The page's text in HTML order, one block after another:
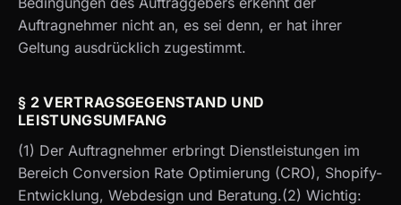
Auftragnehmer nicht an, es sei denn, er hat ihrer
Geltung ausdrücklich zugestimmt.
§ 2 VERTRAGSGEGENSTAND UND
LEISTUNGSUMFANG
(1) Der Auftragnehmer erbringt Dienstleistungen im
Bereich Conversion Rate Optimierung (CRO), Shopify-
Entwicklung, Webdesign und Beratung.(2) Wichtig: